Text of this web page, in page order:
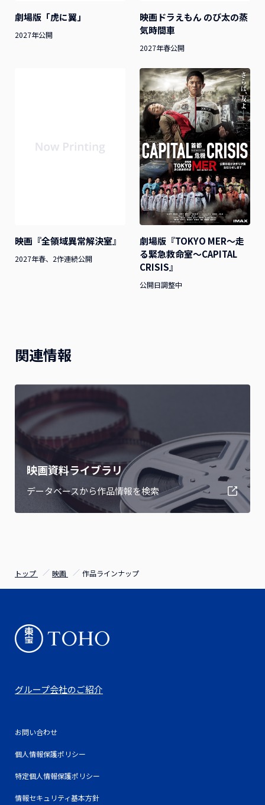
劇場版「虎に翼」
2027年公開
映画ドラえもん のび太の蒸
気時間車
2027年春公開
映画『全領域異常解決室』
2027年春、2作連続公開
劇場版『TOKYO MER～走
る緊急救命室～CAPITAL
CRISIS』
公開日調整中
関連情報
映画資料ライブラリ
データベースから作品情報を検索
トップ 映画 作品ラインナップ
グループ会社のご紹介
お問い合わせ
個人情報保護ポリシー
特定個人情報保護ポリシー
情報セキュリティ基本方針